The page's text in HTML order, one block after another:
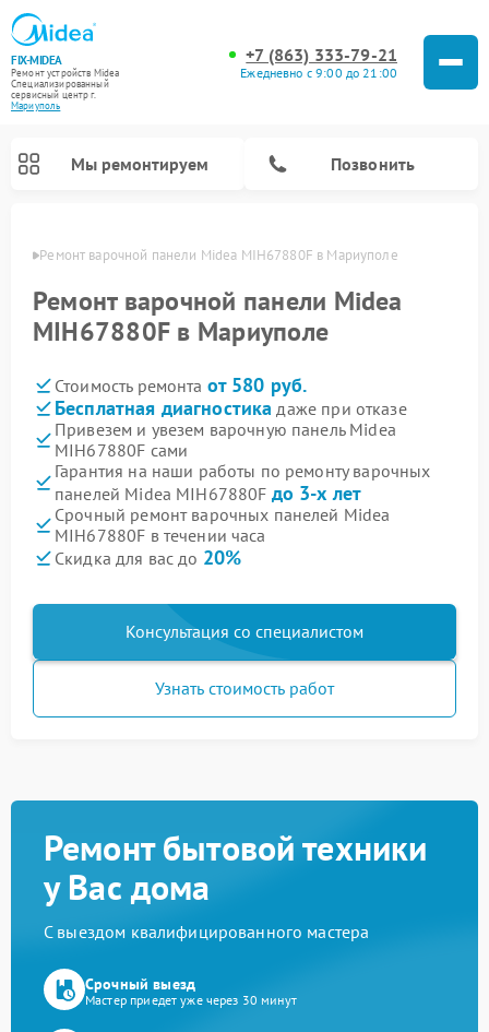
FIX-MIDEA
Ремонт устройств Midea
Специализированный
cервисный центр г.
Мариуполь
+7 (863) 333-79-21
Ежедневно с 9:00 до 21:00
Мы ремонтируем Позвонить
Ремонт варочной панели Midea MIH67880F в Мариуполе
Ремонт варочной панели Midea
MIH67880F в Мариуполе
Стоимость ремонта от 580 руб.
Бесплатная диагностика даже при отказе
Привезем и увезем варочную панель Midea
MIH67880F сами
Гарантия на наши работы по ремонту варочных
панелей Midea MIH67880F до 3-х лет
Срочный ремонт варочных панелей Midea
MIH67880F в течении часа
Скидка для вас до 20%
Консультация со специалистом
Узнать стоимость работ
Ремонт бытовой техники
у Вас дома
С выездом квалифицированного мастера
Срочный выезд
Мастер приедет уже через 30 минут